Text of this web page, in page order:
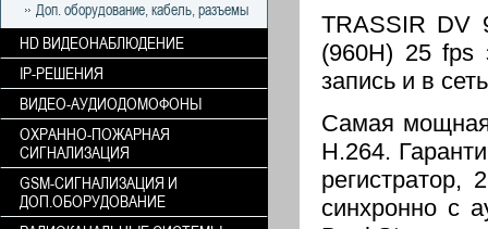
TRASSIR DV
(960H) 25 fps
запись и в
Самая мощная
H.264.
синхронно с
Доп. оборудование, кабель, разъемы
HD ВИДЕОНАБЛЮДЕНИЕ
IP-РЕШЕНИЯ
ВИДЕО-АУДИОДОМОФОНЫ
ОХРАННО-ПОЖАРНАЯ
СИГНАЛИЗАЦИЯ
GSM-СИГНАЛИЗАЦИЯ И
ДОП.ОБОРУДОВАНИЕ